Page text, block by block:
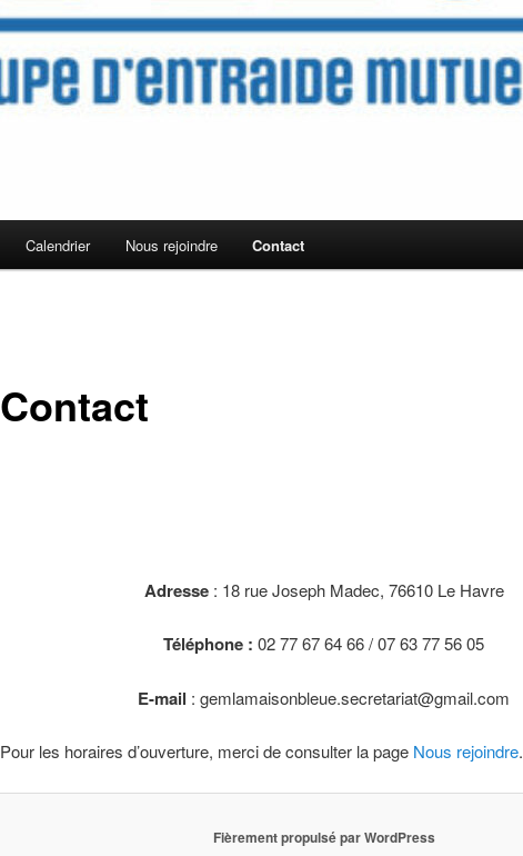
Calendrier Nous rejoindre Contact
Contact
Adresse : 18 rue Joseph Madec, 76610 Le Havre
Téléphone :02 77 67 64 66 / 07 63 77 56 05
E-mail : gemlamaisonbleue.secretariat@gmail.com
Pour les horaires d’ouverture, merci de consulter la page Nous rejoindre.
Fièrement propulsé par WordPress